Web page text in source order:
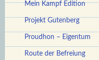
Mein Kampf Edition
Projekt Gutenberg
Proudhon – Eigentum
Route der Befreiung